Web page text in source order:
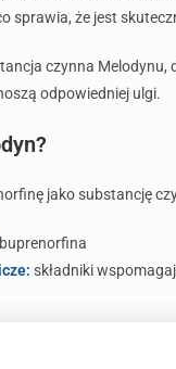
sprawia, że jest
czynna Melodynu,
odpowiedniej ulgi.
jako substancję
buprenorfina
składniki